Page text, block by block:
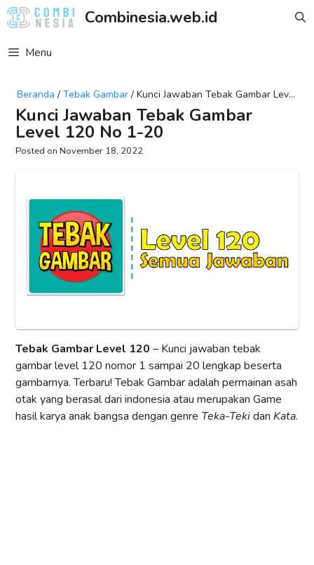
Skip
to
Combinesia.web.id
Menu
Beranda / Tebak Gambar / Kunci Jawaban Tebak Gambar Level
120 No 1-20
Kunci Jawaban Tebak Gambar
Level 120 No 1-20
November 18, 2022
Tebak Gambar Level 120 – Kunci jawaban tebak
gambar level 120 nomor 1 sampai 20 lengkap beserta
gambarnya. Terbaru! Tebak Gambar adalah permainan asah
otak yang berasal dari indonesia atau merupakan Game
hasil karya anak bangsa dengan genre Teka-Tekidan Kata.